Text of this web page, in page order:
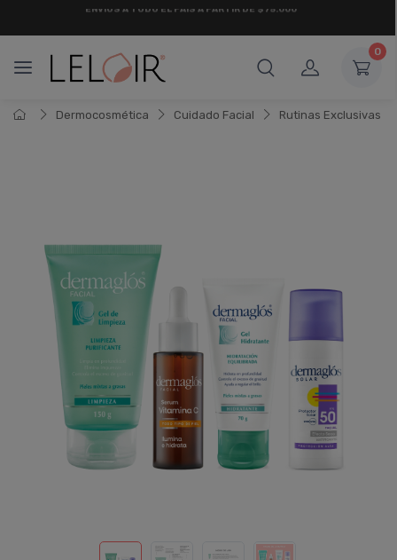
0
Dermocosmética Cuidado Facial Rutinas Exclusivas